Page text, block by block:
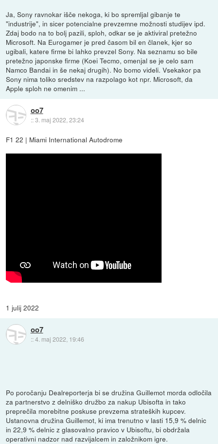
Ja, Sony ravnokar išče nekoga, ki bo spremljal gibanje te
"industrije", in sicer potencialne prevzemne možnosti studijev ipd.
Zdaj bodo na to bolj pazili, sploh, odkar se je aktiviral pretežno
Microsoft. Na Eurogamer je pred časom bil en članek, kjer so
ugibali, katere firme bi lahko prevzel Sony. Na seznamu so bile
pretežno japonske firme (Koei Tecmo, omenjal se je celo sam
Namco Bandai in še nekaj drugih). No bomo videli. Vsekakor pa
Sony nima toliko sredstev na razpolago kot npr. Microsoft, da
Apple sploh ne omenim ...
oo7
::3. maj 2022, 23:24
F1 22 | Miami International Autodrome
1 julij 2022
oo7
::4. maj 2022, 19:46
Po poročanju Dealreporterja bi se družina Guillemot morda odločila
za partnerstvo z delniško družbo za nakup Ubisofta in tako
preprečila morebitne poskuse prevzema strateških kupcev.
Ustanovna družina Guillemot, ki ima trenutno v lasti 15,9 % delnic
in 22,9 % delnic z glasovalno pravico v Ubisoftu, bi obdržala
operativni nadzor nad razvijalcem in založnikom igre.